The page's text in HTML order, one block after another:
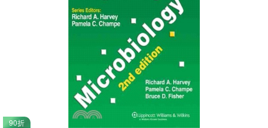
90折